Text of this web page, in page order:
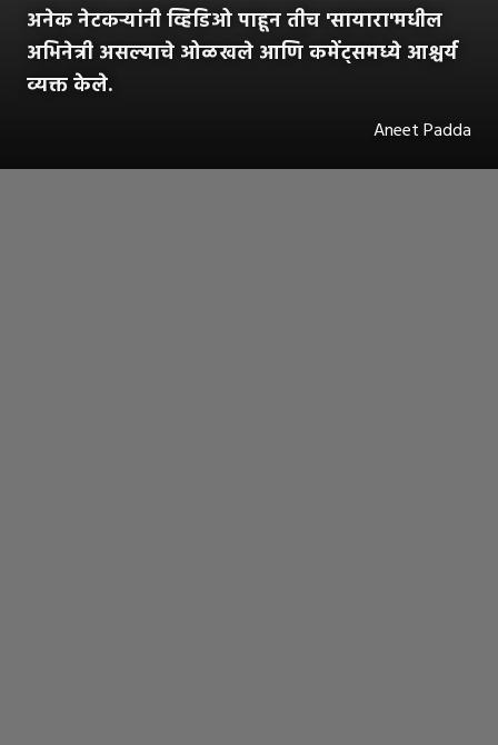
अनेक नेटकऱ्यांनी व्हिडिओ पाहून तीच 'सायारा'मधील
अभिनेत्री असल्याचे ओळखले आणि कमेंट्समध्ये आश्चर्य
व्यक्त केले.
Aneet Padda